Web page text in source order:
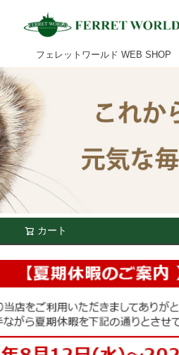
フェレットワールド WEB SHOP
カート